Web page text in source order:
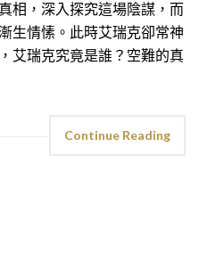
相，深入探究這場陰謀，而
生情愫。此時艾瑞克卻常神
艾瑞克究竟是誰？空難的真
Continue Reading